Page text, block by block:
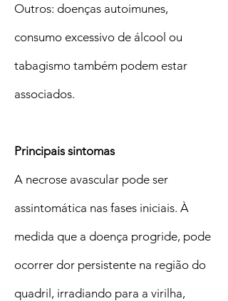
Outros: doenças autoimunes,
consumo excessivo de álcool ou
tabagismo também podem estar
associados.
Principais sintomas
A necrose avascular pode ser
assintomática nas fases iniciais. À
medida que a doença progride, pode
ocorrer dor persistente na região do
quadril, irradiando para a virilha,